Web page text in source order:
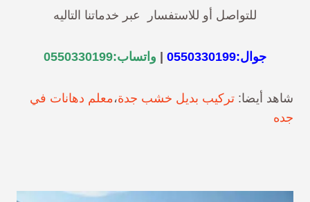
للتواصل أو للاستفسار عبر خدماتنا التاليه
جوال:0550330199 واتساب:0550330199
شاهد أيضا: تركيب بديل خشب جدة،معلم دهانات في
جده